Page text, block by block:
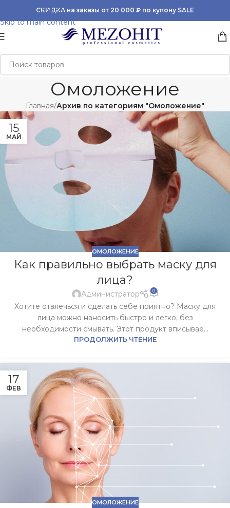
Skip to navigation
Skip to main content
СКИДКА на заказы от 20 000 ₽ по купону SALE
Омоложение
Главная/Архив по категориям "Омоложение"
15
МАЙ
ОМОЛОЖЕНИЕ
Как правильно выбрать маску для
лица?
Администратор 0
Хотите отвлечься и сделать себе приятно? Маску для
лица можно наносить быстро и легко, без
необходимости смывать. Этот продукт вписывае...
ПРОДОЛЖИТЬ ЧТЕНИЕ
17
ФЕВ
ОМОЛОЖЕНИЕ